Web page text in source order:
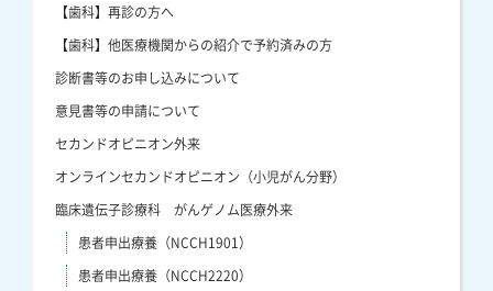
【歯科】再診の方へ
【歯科】他医療機関からの紹介で予約済みの方
診断書等のお申し込みについて
意見書等の申請について
セカンドオピニオン外来
オンラインセカンドオピニオン（小児がん分野）
臨床遺伝子診療科 がんゲノム医療外来
患者申出療養（NCCH1901）
患者申出療養（NCCH2220）